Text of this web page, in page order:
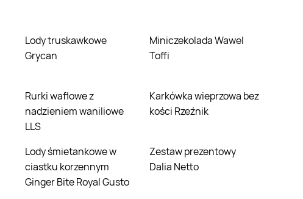
Lody truskawkowe
Grycan
Miniczekolada Wawel
Toffi
Rurki waflowe z
nadzieniem waniliowe
LLS
Karkówka wieprzowa bez
kości Rzeźnik
Lody śmietankowe w
ciastku korzennym
Ginger Bite Royal Gusto
Zestaw prezentowy
Dalia Netto